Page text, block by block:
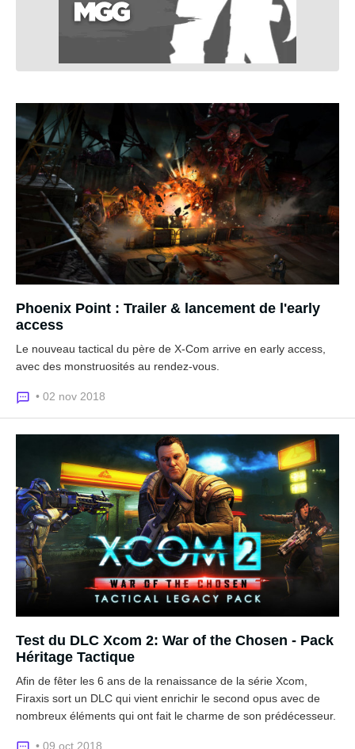
Phoenix Point : Trailer & lancement de l'early
access
Le nouveau tactical du père de X-Com arrive en early access,
avec des monstruosités au rendez-vous.
• 02 nov 2018
Test du DLC Xcom 2: War of the Chosen - Pack
Héritage Tactique
Afin de fêter les 6 ans de la renaissance de la série Xcom,
Firaxis sort un DLC qui vient enrichir le second opus avec de
nombreux éléments qui ont fait le charme de son prédécesseur.
• 09 oct 2018